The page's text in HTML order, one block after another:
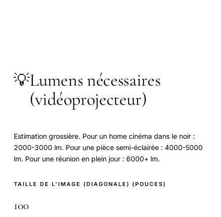
💡Lumens nécessaires
(vidéoprojecteur)
Estimation grossière. Pour un home cinéma dans le noir :
2000-3000 lm. Pour une pièce semi-éclairée : 4000-5000
lm. Pour une réunion en plein jour : 6000+ lm.
TAILLE DE L'IMAGE (DIAGONALE) (POUCES)